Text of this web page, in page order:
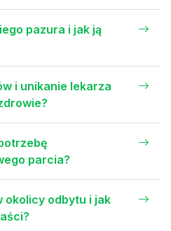
pazura i jak ją
i unikanie lekarza
parcia?
okolicy odbytu i jak